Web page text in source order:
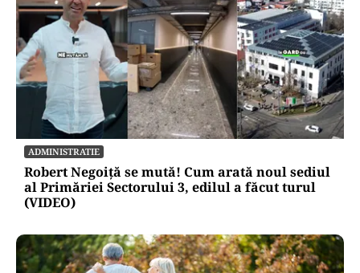
ADMINISTRATIE
Robert Negoiță se mută! Cum arată noul sediul
al Primăriei Sectorului 3, edilul a făcut turul
(VIDEO)